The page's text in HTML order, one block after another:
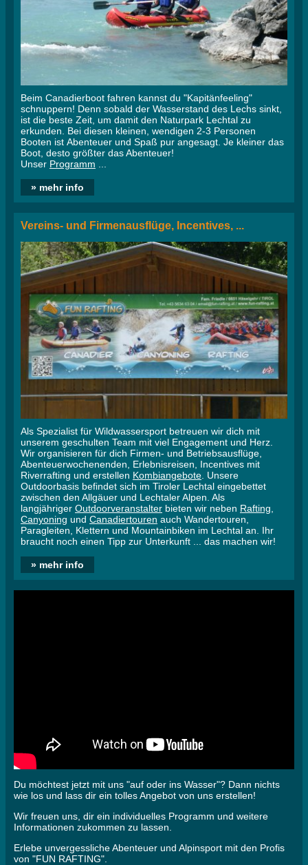
Beim Canadierboot fahren kannst du "Kapitänfeeling"
schnuppern! Denn sobald der Wasserstand des Lechs sinkt,
ist die beste Zeit, um damit den Naturpark Lechtal zu
erkunden. Bei diesen kleinen, wendigen 2-3 Personen
Booten ist Abenteuer und Spaß pur angesagt. Je kleiner das
Boot, desto größter das Abenteuer!
Unser Programm ...
» mehr info
Vereins- und Firmenausflüge, Incentives, ...
Als Spezialist für Wildwassersport betreuen wir dich mit
unserem geschulten Team mit viel Engagement und Herz.
Wir organisieren für dich Firmen- und Betriebsausflüge,
Abenteuerwochenenden, Erlebnisreisen, Incentives mit
Riverrafting und erstellen Kombiangebote. Unsere
Outdoorbasis befindet sich im Tiroler Lechtal eingebettet
zwischen den Allgäuer und Lechtaler Alpen. Als
langjähriger Outdoorveranstalter bieten wir neben Rafting,
Canyoning und Canadiertouren auch Wandertouren,
Paragleiten, Klettern und Mountainbiken im Lechtal an. Ihr
braucht noch einen Tipp zur Unterkunft ... das machen wir!
» mehr info
Du möchtest jetzt mit uns "auf oder ins Wasser"? Dann nichts
wie los und lass dir ein tolles Angebot von uns erstellen!
Wir freuen uns, dir ein individuelles Programm und weitere
Informationen zukommen zu lassen.
Erlebe unvergessliche Abenteuer und Alpinsport mit den Profis
von "FUN RAFTING".